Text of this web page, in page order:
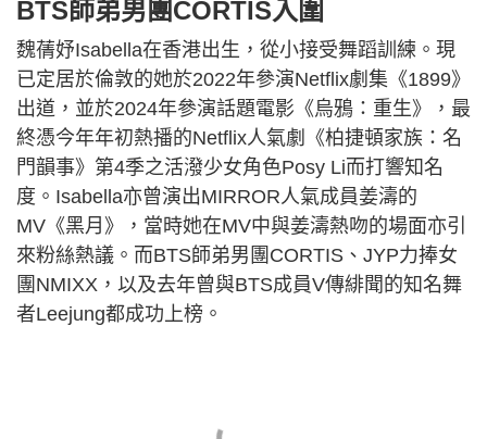
BTS師弟男團CORTIS入圍
魏蒨妤Isabella在香港出生，從小接受舞蹈訓練。現
已定居於倫敦的她於2022年參演Netflix劇集《1899》
出道，並於2024年參演話題電影《烏鴉：重生》，最
終憑今年年初熱播的Netflix人氣劇《柏捷頓家族：名
門韻事》第4季之活潑少女角色Posy Li而打響知名
度。Isabella亦曾演出MIRROR人氣成員姜濤的
MV《黑月》，當時她在MV中與姜濤熱吻的場面亦引
來粉絲熱議。而BTS師弟男團CORTIS、JYP力捧女
團NMIXX，以及去年曾與BTS成員V傳緋聞的知名舞
者Leejung都成功上榜。